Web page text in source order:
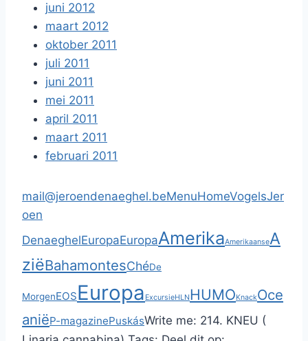
juni 2012
maart 2012
oktober 2011
juli 2011
juni 2011
mei 2011
april 2011
maart 2011
februari 2011
mail@jeroendenaeghel.beMenuHomeVogelsJer
oen
DenaeghelEuropaEuropaAmerikaAmerikaanseA
ziëBahamontesChéDe
MorgenEOSEuropa ExcursieHLNHUMOKnackOce
aniëP-magazinePuskásWrite me: 214. KNEU (